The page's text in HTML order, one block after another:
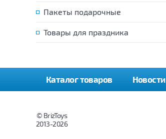
Пакеты подарочные
Товары для праздника
Каталог товаров Новости
© BrizToys
2013-2026